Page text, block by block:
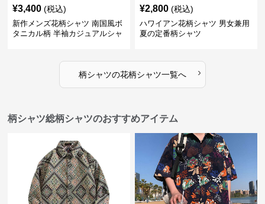
¥3,400 (税込)
新作メンズ花柄シャツ 南国風ボ
タニカル柄 半袖カジュアルシャ
¥2,800 (税込)
ハワイアン花柄シャツ 男女兼用
夏の定番柄シャツ
柄シャツの花柄シャツ一覧へ ›
柄シャツ総柄シャツのおすすめアイテム